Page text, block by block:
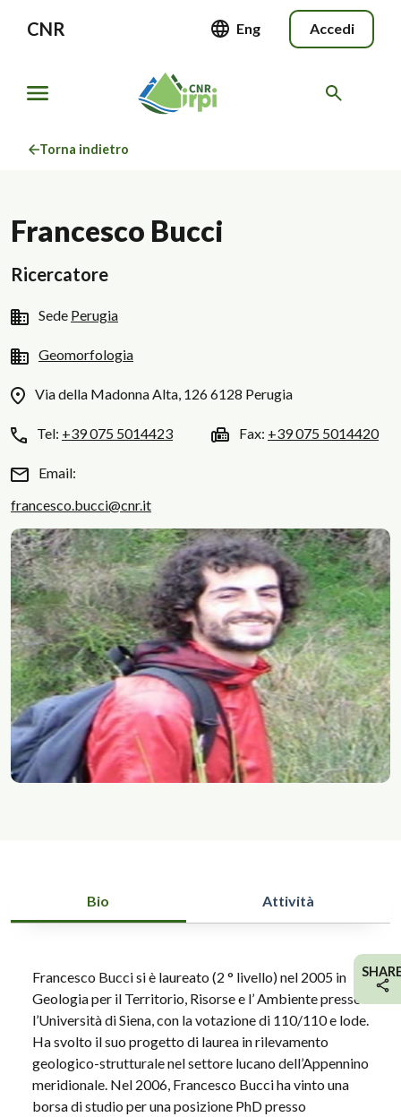
CNR Eng Accedi
Torna indietro
Francesco Bucci
Ricercatore
Sede Perugia
Geomorfologia
Via della Madonna Alta, 126 6128 Perugia
Tel: +39 075 5014423 Fax: +39 075 5014420
Email:
francesco.bucci@cnr.it
Bio Attività
Francesco Bucci si è laureato (2 ° livello) nel 2005 in
Geologia per il Territorio, Risorse e l’ Ambiente presso
l’Università di Siena, con la votazione di 110/110 e lode.
Ha svolto il suo progetto di laurea in rilevamento
geologico-strutturale nel settore lucano dell’Appennino
meridionale. Nel 2006, Francesco Bucci ha vinto una
borsa di studio per una posizione PhD presso